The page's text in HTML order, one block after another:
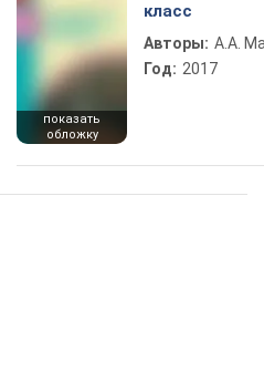
показать
обложку
класс
Авторы: А.А.
Год: 2017